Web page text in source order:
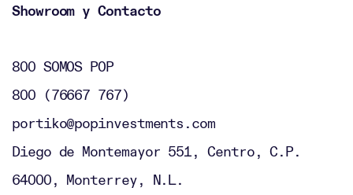
Showroom y Contacto
800 SOMOS POP
800 (76667 767)
portiko@popinvestments.com
Diego de Montemayor 551, Centro, C.P.
64000, Monterrey, N.L.